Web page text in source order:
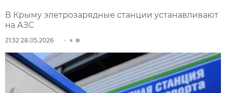
В Крыму элетрозарядные станции устанавливают
на АЗС
21:32 28.05.2026